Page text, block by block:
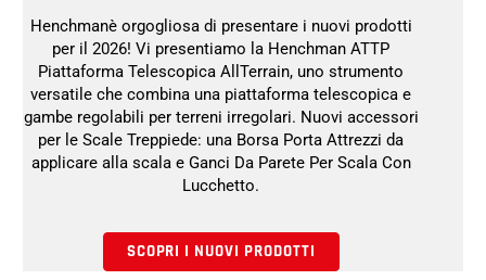
Henchmanè orgogliosa di presentare i nuovi prodotti
per il 2026! Vi presentiamo la Henchman ATTP
Piattaforma Telescopica AllTerrain, uno strumento
versatile che combina una piattaforma telescopica e
gambe regolabili per terreni irregolari. Nuovi accessori
per le Scale Treppiede: una Borsa Porta Attrezzi da
applicare alla scala e Ganci Da Parete Per Scala Con
Lucchetto.
SCOPRI I NUOVI PRODOTTI